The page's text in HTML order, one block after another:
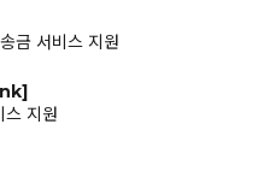
금 서비스 지원
스 지원